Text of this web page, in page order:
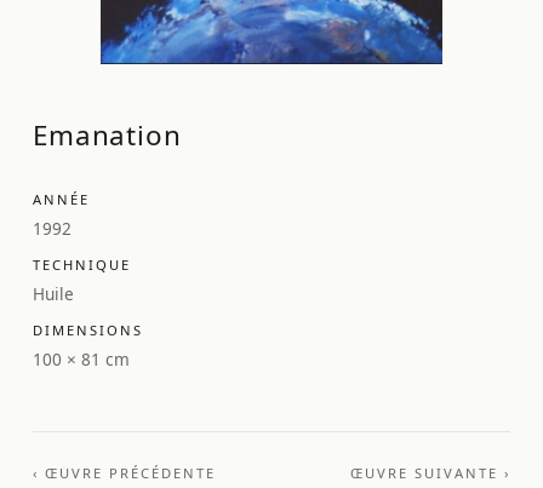
Emanation
ANNÉE
1992
TECHNIQUE
Huile
DIMENSIONS
100 × 81 cm
‹ ŒUVRE PRÉCÉDENTE ŒUVRE SUIVANTE ›